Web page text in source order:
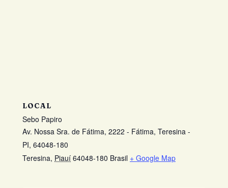
LOCAL
Sebo Papiro
Av. Nossa Sra. de Fátima, 2222 - Fátima, Teresina -
PI, 64048-180
Teresina, Piauí 64048-180 Brasil + Google Map